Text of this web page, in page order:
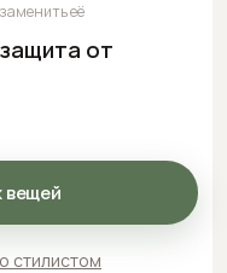
от
вещей
стилистом
её